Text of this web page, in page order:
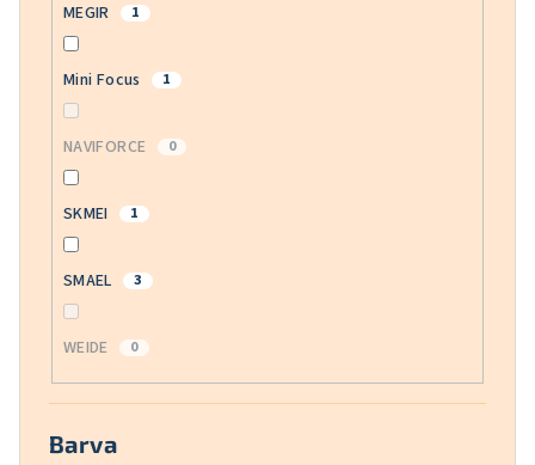
MEGIR 1
Mini Focus 1
NAVIFORCE 0
SKMEI 1
SMAEL 3
WEIDE 0
Barva